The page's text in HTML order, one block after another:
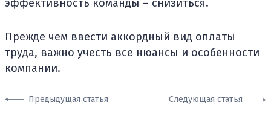
эффективность команды – снизиться.
Прежде чем ввести аккордный вид оплаты
труда, важно учесть все нюансы и особенности
компании.
Предыдущая статья Следующая статья